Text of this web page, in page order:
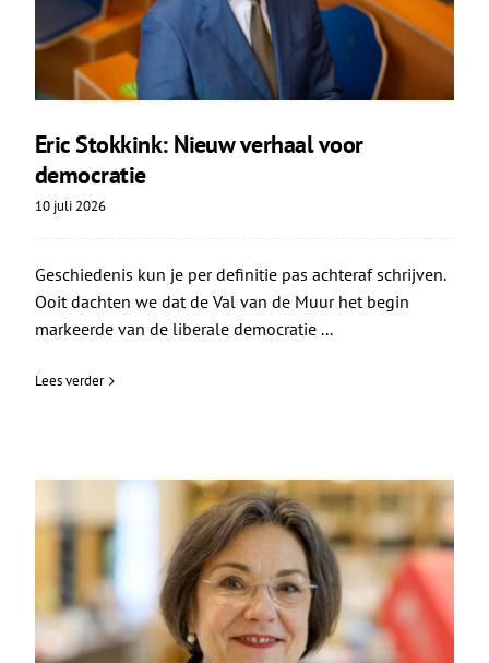
Eric Stokkink: Nieuw verhaal voor
democratie
10 juli 2026
Geschiedenis kun je per definitie pas achteraf schrijven.
Ooit dachten we dat de Val van de Muur het begin
markeerde van de liberale democratie ...
Lees verder